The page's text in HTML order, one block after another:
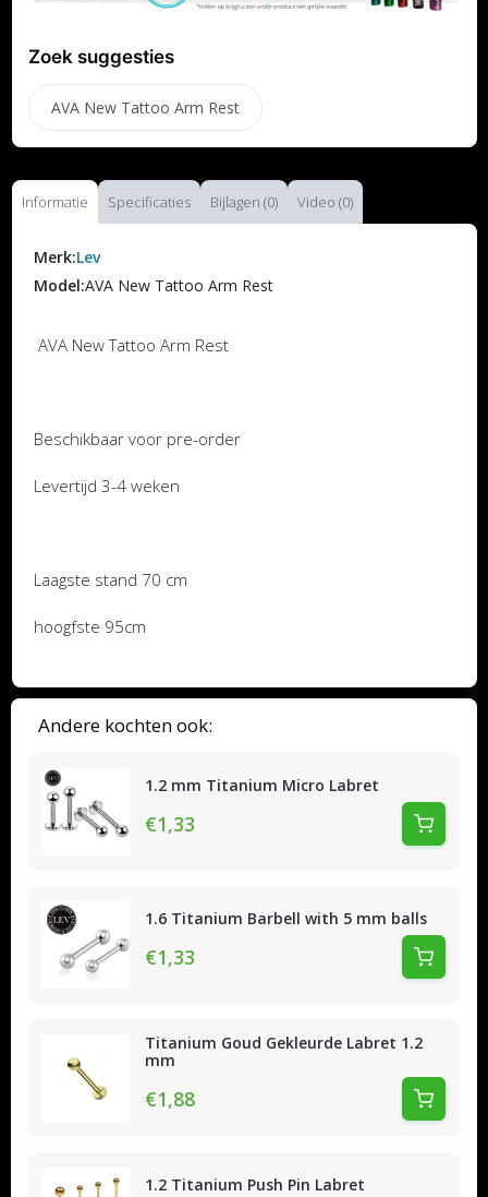
Andere kochten ook:
1.2 mm Titanium Micro Labret
€1,33
1.6 Titanium Barbell with 5 mm balls
€1,33
Titanium Goud Gekleurde Labret 1.2
mm
€1,88
1.2 Titanium Push Pin Labret
Zoek suggesties
AVA New Tattoo Arm Rest
Informatie Specificaties Bijlagen (0) Video (0)
Merk:Lev
Model:AVA New Tattoo Arm Rest
AVA New Tattoo Arm Rest
Beschikbaar voor pre-order
Levertijd 3-4 weken
Laagste stand 70 cm
hoogfste 95cm